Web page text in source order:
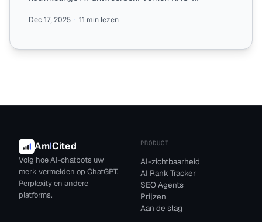
Dec 17, 2025 11 min lezen
AmICited
Volg hoe AI-chatbots uw
merk vermelden op ChatGPT,
Perplexity en andere
platforms.
PRODUCT
AI-zichtbaarheid
AI Rank Tracker
SEO Agents
Prijzen
Aan de slag